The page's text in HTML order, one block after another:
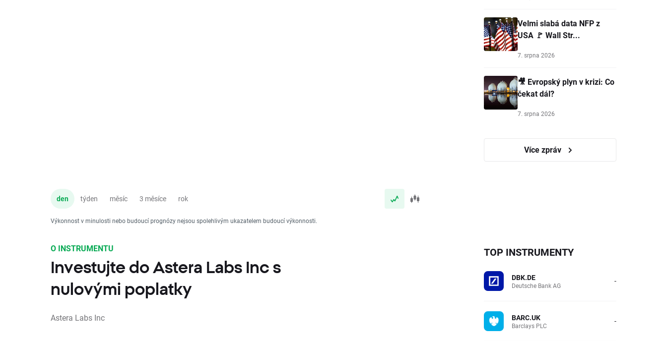
den týden měsíc 3 měsíce rok
Výkonnost v minulosti nebo budoucí prognózy nejsou spolehlivým ukazatelem budoucí výkonnosti.
Velmi slabá data NFP z
USA 🚩 Wall Str...
7. srpna 2026
🎥 Evropský plyn v krizi: Co
čekat dál?
7. srpna 2026
Více zpráv
O INSTRUMENTU
Investujte do Astera Labs Inc s
nulovými poplatky
Astera Labs Inc
TOP INSTRUMENTY
DBK.DE
Deutsche Bank AG -
BARC.UK
Barclays PLC -